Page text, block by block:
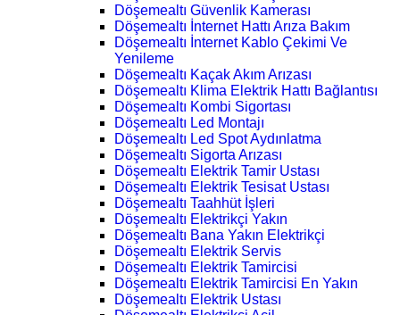
Döşemealtı Güvenlik Kamerası
Döşemealtı İnternet Hattı Arıza Bakım
Döşemealtı İnternet Kablo Çekimi Ve
Yenileme
Döşemealtı Kaçak Akım Arızası
Döşemealtı Klima Elektrik Hattı Bağlantısı
Döşemealtı Kombi Sigortası
Döşemealtı Led Montajı
Döşemealtı Led Spot Aydınlatma
Döşemealtı Sigorta Arızası
Döşemealtı Elektrik Tamir Ustası
Döşemealtı Elektrik Tesisat Ustası
Döşemealtı Taahhüt İşleri
Döşemealtı Elektrikçi Yakın
Döşemealtı Bana Yakın Elektrikçi
Döşemealtı Elektrik Servis
Döşemealtı Elektrik Tamircisi
Döşemealtı Elektrik Tamircisi En Yakın
Döşemealtı Elektrik Ustası